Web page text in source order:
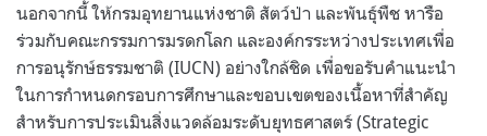
นอกจากนี้ ให้กรมอุทยานแห่งชาติ สัตว์ป่า และพันธุ์พืช หารือ
ร่วมกับคณะกรรมการมรดกโลก และองค์กรระหว่างประเทศเพื่อ
การอนุรักษ์ธรรมชาติ (IUCN) อย่างใกล้ชิด เพื่อขอรับคำแนะนำ
ในการกำหนดกรอบการศึกษาและขอบเขตของเนื้อหาที่สำคัญ
สำหรับการประเมินสิ่งแวดล้อมระดับยุทธศาสตร์ (Strategic